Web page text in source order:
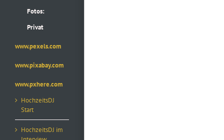
Fotos:
Privat
www.pexels.com
www.pixabay.com
www.pxhere.com
HochzeitsDJ
Start
HochzeitsDJ im